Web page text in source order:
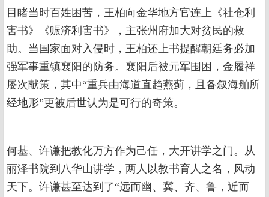
目睹当时百姓困苦，王柏向金华地方官连上《社仓利
害书》《赈济利害书》，主张州府加大对贫民的救
助。当国家面对入侵时，王柏还上书提醒朝廷务必加
强军事重镇襄阳的防务。襄阳后被元军围困，金履祥
屡次献策，其中“重兵由海道直趋燕蓟，且备叙海舶所
经地形”更被后世认为是可行的奇策。
何基、许谦把教化万方作为己任，大开讲学之门。从
丽泽书院到八华山讲学，两人以教书育人之名，风动
天下。许谦甚至达到了“远而幽、冀、齐、鲁，近而